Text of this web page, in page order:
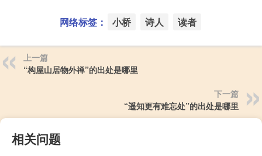
网络标签： 小桥 诗人 读者
上一篇
“构屋山居物外禅”的出处是哪里
下一篇
“遥知更有难忘处”的出处是哪里
相关问题